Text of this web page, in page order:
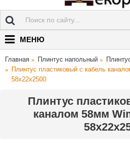
МЕНЮ
Главная Плинтус напольный
Плинтус пластиковый с кабель
58x22x2500
Плинтус
каналом 58мм